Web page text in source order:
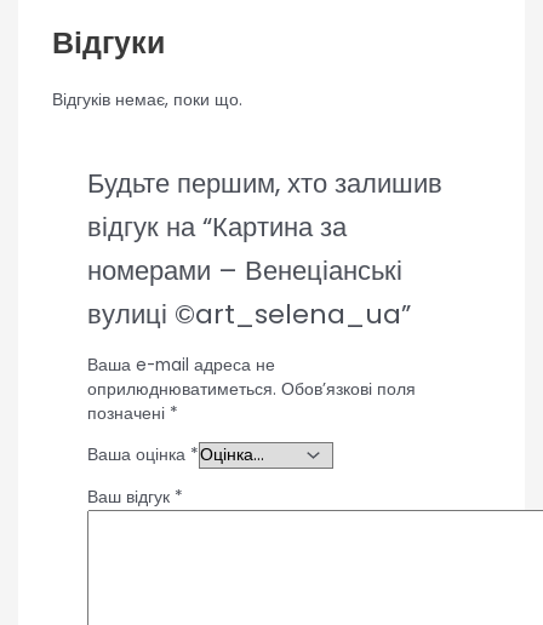
Відгуки
Відгуків немає, поки що.
Будьте першим, хто залишив
відгук на “Картина за
номерами – Венеціанські
вулиці ©art_selena_ua”
Ваша e-mail адреса не
оприлюднюватиметься. Обов’язкові поля
позначені *
Ваша оцінка *
Ваш відгук *